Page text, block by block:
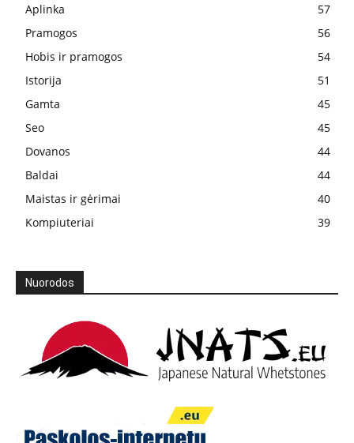
Aplinka
57
Pramogos
56
Hobis ir pramogos
54
Istorija
51
Gamta
45
Seo
45
Dovanos
44
Baldai
44
Maistas ir gėrimai
40
Kompiuteriai
39
Nuorodos